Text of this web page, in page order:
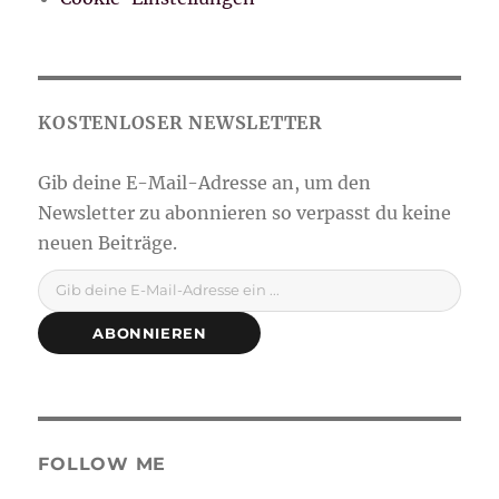
Gib deine E-Mail-Adresse ein ...
ABONNIEREN
FOLLOW ME